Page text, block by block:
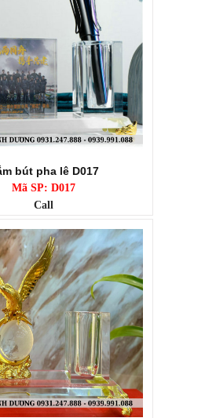
bút pha lê D017
Mã SP: D017
Call